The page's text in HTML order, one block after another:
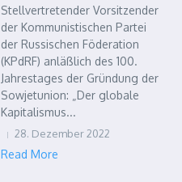
Stellvertretender Vorsitzender
der Kommunistischen Partei
der Russischen Föderation
(KPdRF) anläßlich des 100.
Jahrestages der Gründung der
Sowjetunion: „Der globale
Kapitalismus...
28. Dezember 2022
Read More